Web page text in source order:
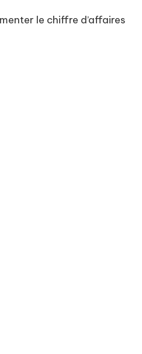
le chiffre d’affaires